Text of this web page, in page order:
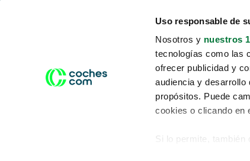
Uso responsable de
Nosotros y nuestros
tecnologías como las
ofrecer publicidad y
audiencia y desarrollo
propósitos. Puede
cookies o clicando en
Si lo permite, también
Conduce tu futuro,
desata tu movilidad